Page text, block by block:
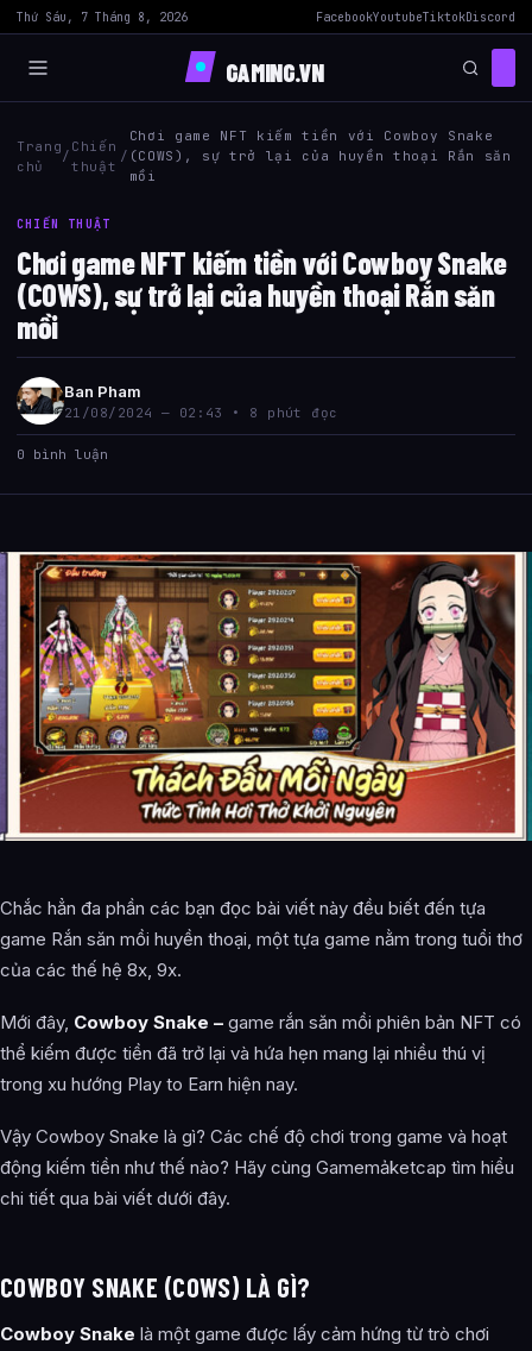
Thứ Sáu, 7 Tháng 8, 2026 FacebookYoutubeTiktokDiscord
GAMING.VN
Trang
chủ
/
Chiến
thuật
/
Chơi game NFT kiếm tiền với Cowboy Snake
(COWS), sự trở lại của huyền thoại Rắn săn
mồi
CHIẾN THUẬT
Chơi game NFT kiếm tiền với Cowboy Snake
(COWS), sự trở lại của huyền thoại Rắn săn
mồi
Ban Pham
21/08/2024 — 02:43 • 8 phút đọc
0 bình luận
Chắc hẳn đa phần các bạn đọc bài viết này đều biết đến tựa
game Rắn săn mồi huyền thoại, một tựa game nằm trong tuổi thơ
của các thế hệ 8x, 9x.
Mới đây, Cowboy Snake – game rắn săn mồi phiên bản NFT có
thể kiếm được tiền đã trở lại và hứa hẹn mang lại nhiều thú vị
trong xu hướng Play to Earn hiện nay.
Vậy Cowboy Snake là gì? Các chế độ chơi trong game và hoạt
động kiếm tiền như thế nào? Hãy cùng Gamemảketcap tìm hiểu
chi tiết qua bài viết dưới đây.
COWBOY SNAKE (COWS) LÀ GÌ?
Cowboy Snake là một game được lấy cảm hứng từ trò chơi